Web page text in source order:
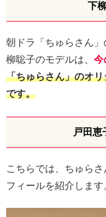
下
朝ドラ「ちゅらさん
柳聡子のモデルは、 今
「ちゅらさん」のオ
です。
戸田恵
こちらでは、ちゅら
フィールを紹介します